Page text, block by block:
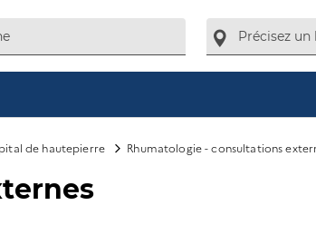
de hautepierre Rhumatologie - consultations